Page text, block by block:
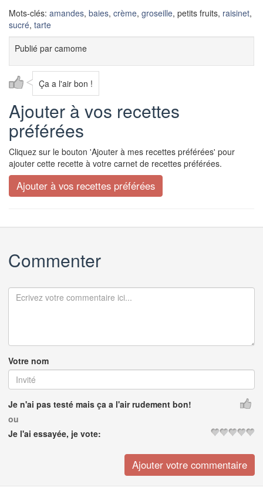
Mots-clés: amandes, baies, crème, groseille, petits fruits, raisinet,
sucré, tarte
Publié par camome
Ça a l'air bon !
Ajouter à vos recettes
préférées
Cliquez sur le bouton 'Ajouter à mes recettes préférées' pour
ajouter cette recette à votre carnet de recettes préférées.
Commenter
Votre nom
Je n'ai pas testé mais ça a l'air rudement bon!
ou
Je l'ai essayée, je vote: